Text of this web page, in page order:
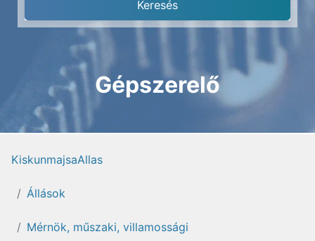
Gépszerelő
KiskunmajsaAllas
Állások
Mérnök, műszaki, villamossági